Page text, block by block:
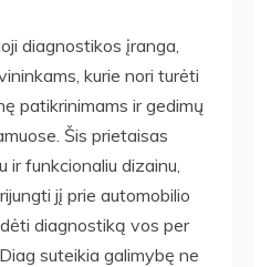
diagnostikos įranga,
kurie nori turėti
patikrinimams ir gedimų
Šis prietaisas
funkcionaliu dizainu,
jį prie automobilio
diagnostiką vos per
suteikia galimybę ne